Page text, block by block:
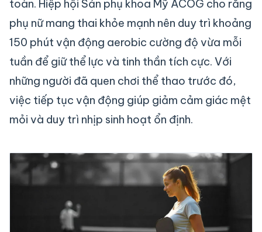
toàn. Hiệp hội Sản phụ khoa Mỹ ACOG cho rằng
phụ nữ mang thai khỏe mạnh nên duy trì khoảng
150 phút vận động aerobic cường độ vừa mỗi
tuần để giữ thể lực và tinh thần tích cực. Với
những người đã quen chơi thể thao trước đó,
việc tiếp tục vận động giúp giảm cảm giác mệt
mỏi và duy trì nhịp sinh hoạt ổn định.